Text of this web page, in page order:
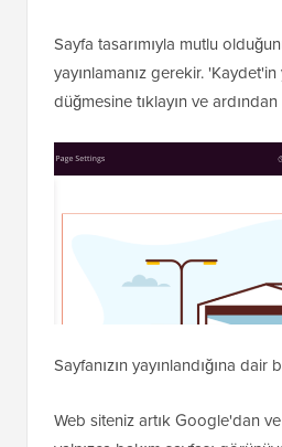
Sol sütundan yeni bloklar da
web sitenizin yayına girmesine
zamanlayıcı eklemek
yayınlamanız gerekir. 'Kaydet'in
düğmesine tıklayın ve ardından